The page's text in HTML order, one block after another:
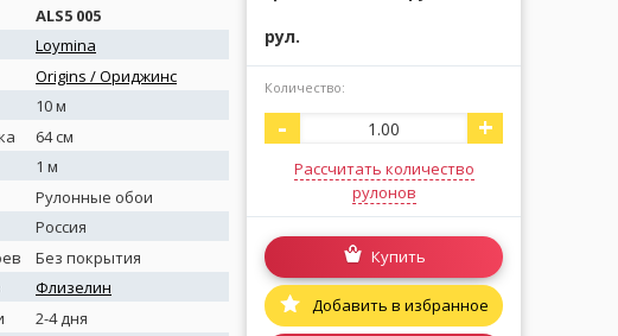
ALS5 005
Loymina
Origins / Ориджинс
10 м
64 см
1 м
Рулонные обои
Россия
Без покрытия
Флизелин
2-4 дня
рул.
Количество:
- +
Рассчитать количество
рулонов
Купить
Добавить в избранное